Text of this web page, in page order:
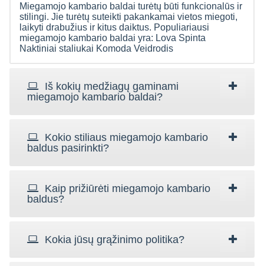
Miegamojo kambario baldai turėtų būti funkcionalūs ir
stilingi. Jie turėtų suteikti pakankamai vietos miegoti,
laikyti drabužius ir kitus daiktus. Populiariausi
miegamojo kambario baldai yra: Lova Spinta
Naktiniai staliukai Komoda Veidrodis
Iš kokių medžiagų gaminami
miegamojo kambario baldai?
Kokio stiliaus miegamojo kambario
baldus pasirinkti?
Kaip prižiūrėti miegamojo kambario
baldus?
Kokia jūsų grąžinimo politika?